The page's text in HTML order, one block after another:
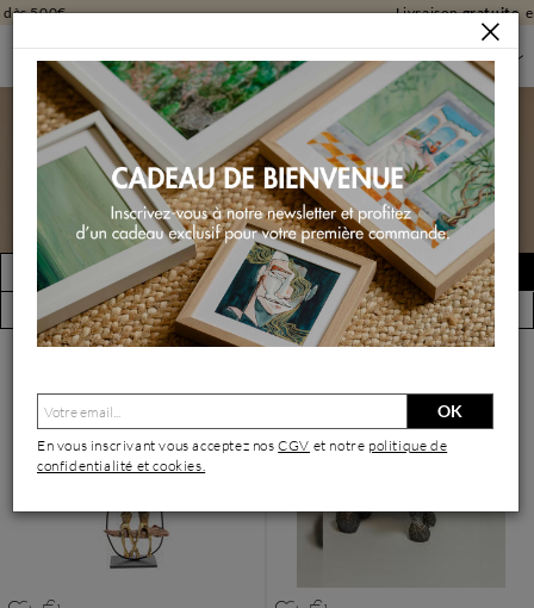
Livraisongratuiteen galerie
SCULPTURES SCULPTURES PAR FORMAT SCULPTURES MOYEN FORMAT
Sculptures moyen format
FILTRER
(224 œuvres)
Créer une alerte
Vue par artiste
OK
En vous inscrivant vous acceptez nosCGV et notre politique de
confidentialité et cookies.